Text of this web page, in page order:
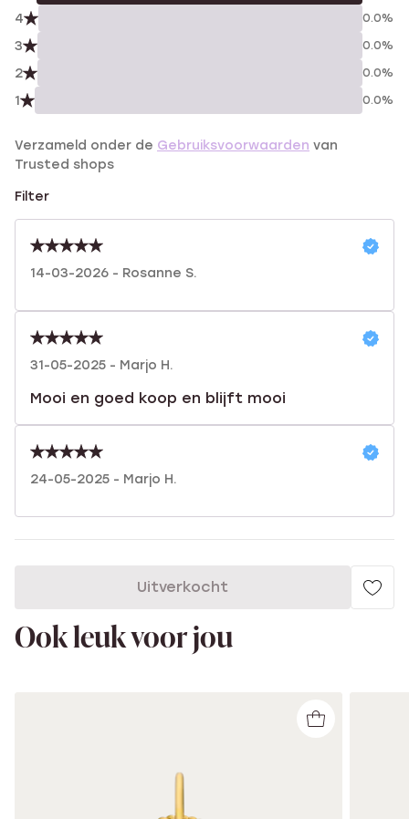
4 0.0%
3 0.0%
2 0.0%
1 0.0%
Verzameld onder de Gebruiksvoorwaarden van
Trusted shops
Filter
14-03-2026 - Rosanne S.
31-05-2025 - Marjo H.
Mooi en goed koop en blijft mooi
24-05-2025 - Marjo H.
Uitverkocht
Ook leuk voor jou